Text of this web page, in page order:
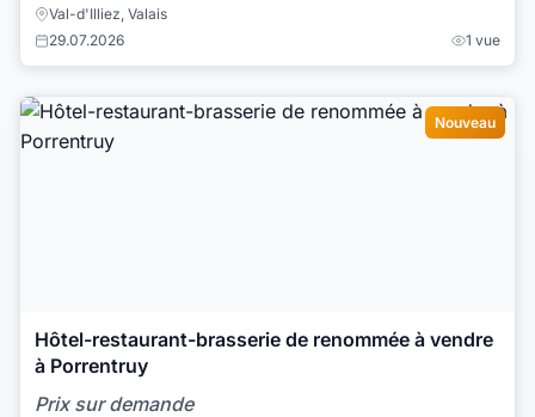
Val-d'Illiez, Valais
29.07.2026
1 vue
Nouveau
Hôtel-restaurant-brasserie de renommée à vendre
à Porrentruy
Prix sur demande